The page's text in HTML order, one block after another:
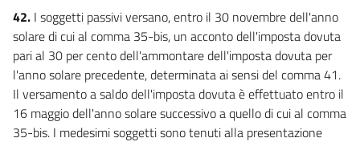
42. I soggetti passivi versano, entro il 30 novembre dell'anno
solare di cui al comma 35-bis, un acconto dell'imposta dovuta
pari al 30 per cento dell'ammontare dell'imposta dovuta per
l'anno solare precedente, determinata ai sensi del comma 41.
Il versamento a saldo dell'imposta dovuta è effettuato entro il
16 maggio dell'anno solare successivo a quello di cui al comma
35-bis. I medesimi soggetti sono tenuti alla presentazione